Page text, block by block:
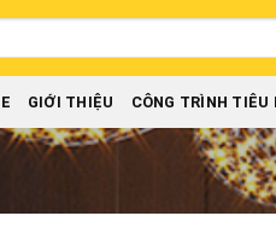
GIỚI THIỆU CÔNG TRÌNH TIÊU